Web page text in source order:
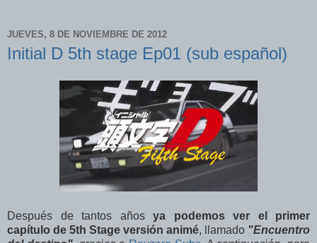
JUEVES, 8 DE NOVIEMBRE DE 2012
Initial D 5th stage Ep01 (sub español)
Después de tantos añosya podemos ver el primer
capítulo de 5th Stage versión animé, llamado "Encuentro